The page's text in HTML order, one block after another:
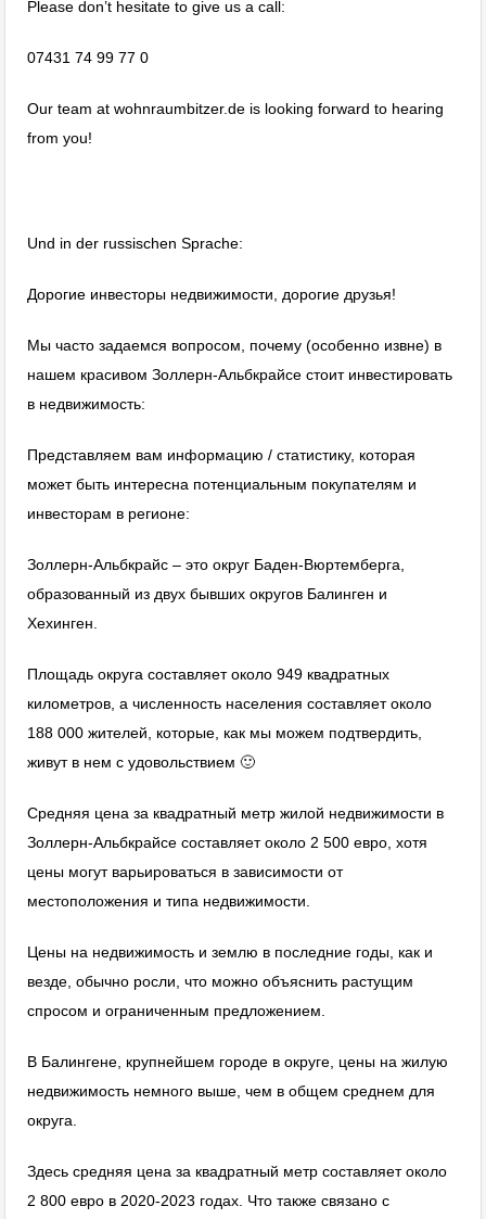
Please don’t hesitate to give us a call:
07431 74 99 77 0
Our team at wohnraumbitzer.de is looking forward to hearing
from you!
Und in der russischen Sprache:
Дорогие инвесторы недвижимости, дорогие друзья!
Мы часто задаемся вопросом, почему (особенно извне) в
нашем красивом Золлерн-Альбкрайсе стоит инвестировать
в недвижимость:
Представляем вам информацию / статистику, которая
может быть интересна потенциальным покупателям и
инвесторам в регионе:
Золлерн-Альбкрайс – это округ Баден-Вюртемберга,
образованный из двух бывших округов Балинген и
Хехинген.
Площадь округа составляет около 949 квадратных
километров, а численность населения составляет около
188 000 жителей, которые, как мы можем подтвердить,
живут в нем с удовольствием 🙂
Средняя цена за квадратный метр жилой недвижимости в
Золлерн-Альбкрайсе составляет около 2 500 евро, хотя
цены могут варьироваться в зависимости от
местоположения и типа недвижимости.
Цены на недвижимость и землю в последние годы, как и
везде, обычно росли, что можно объяснить растущим
спросом и ограниченным предложением.
В Балингене, крупнейшем городе в округе, цены на жилую
недвижимость немного выше, чем в общем среднем для
округа.
Здесь средняя цена за квадратный метр составляет около
2 800 евро в 2020-2023 годах. Что также связано с